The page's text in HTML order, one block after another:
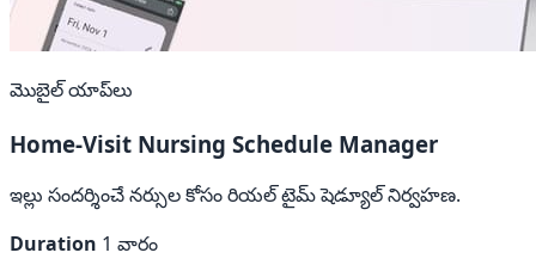
మొబైల్ యాప్‌లు
Home-Visit Nursing Schedule Manager
ఇల్లు సందర్శించే నర్సుల కోసం రియల్ టైమ్ షెడ్యూల్ నిర్వహణ.
Duration 1 వారం